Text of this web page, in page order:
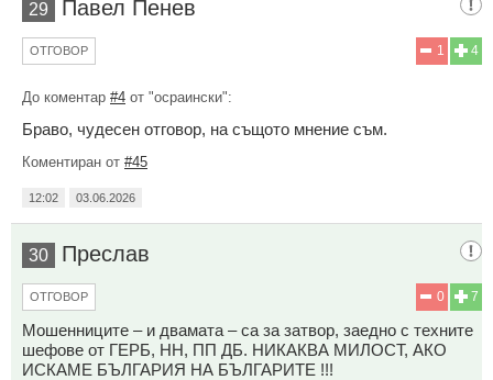
29 Павел Пенев
4
1
ОТГОВОР
До коментар #4 от "осраински":
Браво, чудесен отговор, на същото мнение съм.
Коментиран от #45
12:02 03.06.2026
30 Преслав
7
0
ОТГОВОР
Мошенниците – и двамата – са за затвор, заедно с техните
шефове от ГЕРБ, НН, ПП ДБ. НИКАКВА МИЛОСТ, АКО
ИСКАМЕ БЪЛГАРИЯ НА БЪЛГАРИТЕ !!!